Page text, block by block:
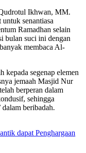
Ikhwan, MM.
senantiasa
Ramadhan selain
bulan suci ini dengan
membaca Al-
kepada segenap elemen
jemaah Masjid Nur
berperan dalam
sehingga
beribadah.
dapat Penghargaan